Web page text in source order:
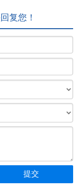
复您！